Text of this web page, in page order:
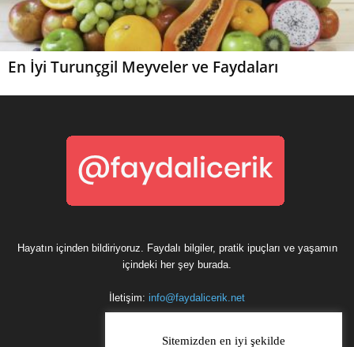
En İyi Turunçgil Meyveler ve Faydaları
Hayatın içinden bildiriyoruz. Faydalı bilgiler, pratik ipuçları ve yaşamın
içindeki her şey burada.
İletişim: info@faydalicerik.net
Sitemizden en iyi şekilde